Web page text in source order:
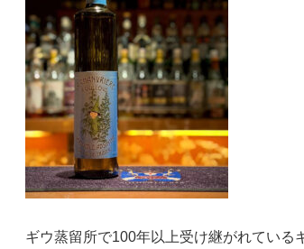
ギウ蒸留所で100年以上受け継がれている